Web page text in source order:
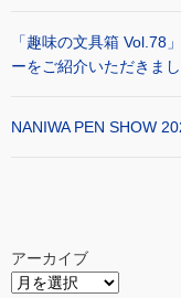
「趣味の文具箱 Vol.78
ーをご紹介いただきまし
NANIWA PEN SHOW
アーカイブ